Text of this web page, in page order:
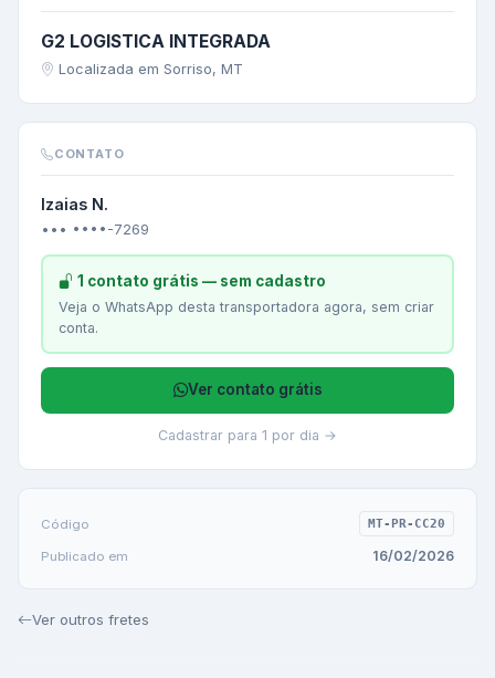
G2 LOGISTICA INTEGRADA
Localizada em Sorriso, MT
CONTATO
Izaias N.
••• ••••-7269
1 contato grátis — sem cadastro
Veja o WhatsApp desta transportadora agora, sem criar
conta.
Ver contato grátis
Cadastrar para 1 por dia →
Código MT-PR-CC20
Publicado em 16/02/2026
Ver outros fretes